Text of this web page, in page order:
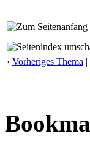
‹ Vorheriges Thema |